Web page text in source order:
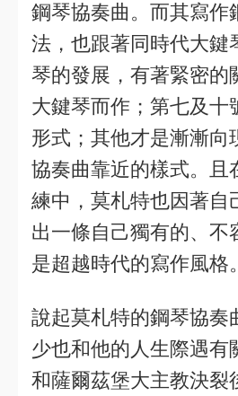
鋼琴協奏曲。而其寫作
法，也跟著同時代大鍵
琴的發展，有著緊密的
大鍵琴而作；第七及十
形式；其他才是漸漸向
協奏曲靠近的樣式。且
練中，莫札特也因著自
出一條自己獨有的、不
是超越時代的寫作風格。
說起莫札特的鋼琴協奏
少也和他的人生際遇有
和薩爾茲堡大主教決裂